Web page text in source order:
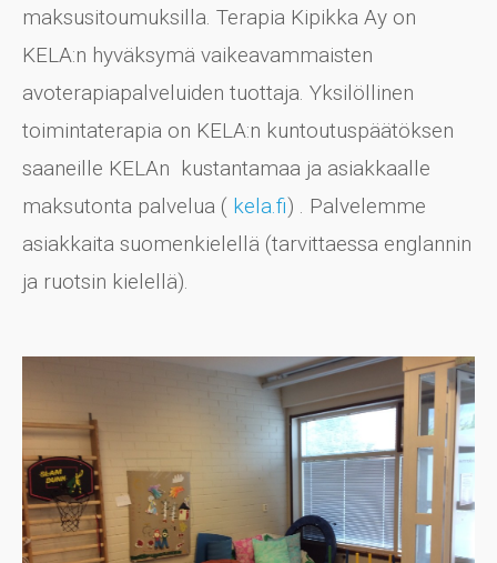
maksusitoumuksilla. Terapia Kipikka Ay on
KELA:n hyväksymä vaikeavammaisten
avoterapiapalveluiden tuottaja. Yksilöllinen
toimintaterapia on KELA:n kuntoutuspäätöksen
saaneille KELAn kustantamaa ja asiakkaalle
maksutonta palvelua ( kela.fi) . Palvelemme
asiakkaita suomenkielellä (tarvittaessa englannin
ja ruotsin kielellä).